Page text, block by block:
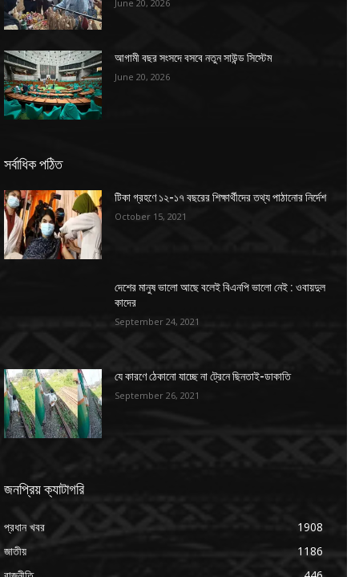
June 20, 2026
আগামী বছর সংসদে বসবে নতুন সাউন্ড সিস্টেম
June 20, 2026
সর্বাধিক পঠিত
টিকা গ্রহণে ১২-১৭ বছরের শিক্ষার্থীদের তথ্য পাঠানোর নির্দেশ
October 15, 2021
দেশের মানুষ ভালো আছে বলেই বিএনপি ভালো নেই : ওবায়দুল
কাদের
September 24, 2021
যে কারণে ঠেকানো যাচ্ছে না ট্রেনে ছিনতাই-ডাকাতি
September 26, 2021
জনপ্রিয় ক্যাটাগরি
প্রধান খবর
1908
জাতীয়
1186